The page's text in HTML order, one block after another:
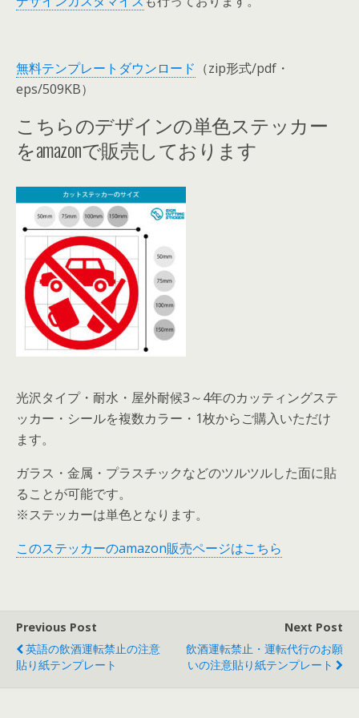
無料テンプレートダウンロード （zip形式/pdf・
eps/509KB）
こちらのデザインの単色ステッカー
をamazonで販売しております
光沢タイプ・耐水・屋外耐候3～4年のカッティングステ
ッカー・シールを複数カラー・1枚からご購入いただけ
ます。
ガラス・金属・プラスチックなどのツルツルした面に貼
ることが可能です。
※ステッカーは単色となります。
このステッカーのamazon販売ページはこちら
Previous Post
英語の飲酒運転禁止の注意
貼り紙テンプレート
Next Post
飲酒運転禁止・運転代行のお願
いの注意貼り紙テンプレート